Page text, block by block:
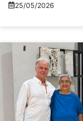
25/05/2026